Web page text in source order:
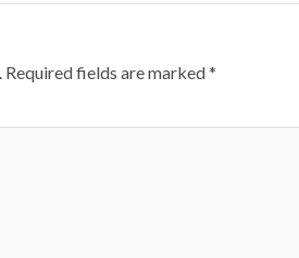
Required fields are marked*